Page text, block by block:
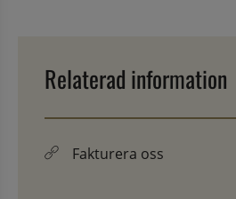
Relaterad information
Fakturera oss